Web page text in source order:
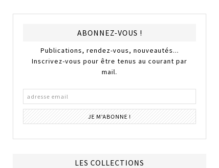
ABONNEZ-VOUS !
Publications, rendez-vous, nouveautés...
Inscrivez-vous pour être tenus au courant par
mail.
LES COLLECTIONS